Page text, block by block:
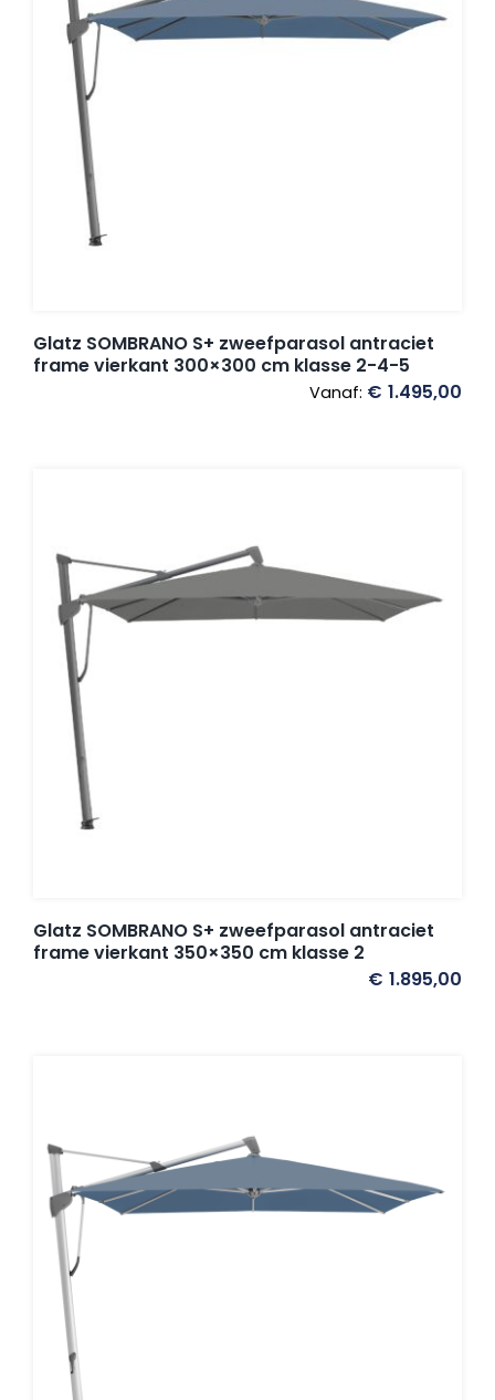
Glatz SOMBRANO S+ zweefparasol antraciet
frame vierkant 300×300 cm klasse 2-4-5
Vanaf: € 1.495,00
Glatz SOMBRANO S+ zweefparasol antraciet
frame vierkant 350×350 cm klasse 2
€ 1.895,00